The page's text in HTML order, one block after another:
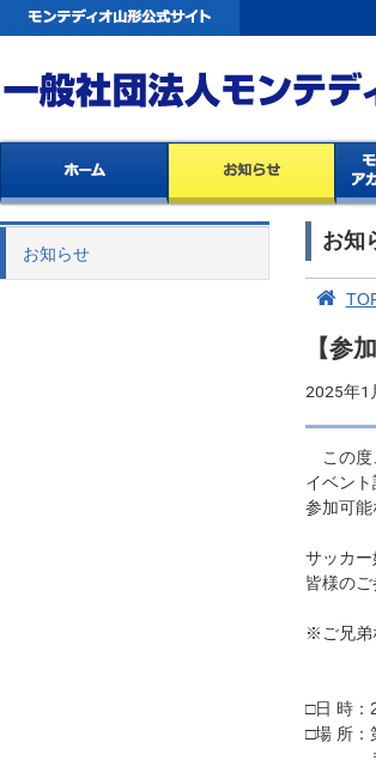
お知らせ
お知
【参
2025年1
この度
イベン
参加可
サッカ
皆様の
※ご兄弟
□日 時：
□場 所：
〒